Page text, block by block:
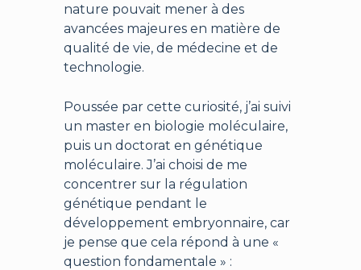
nature pouvait mener à des
avancées majeures en matière de
qualité de vie, de médecine et de
technologie.
Poussée par cette curiosité, j’ai suivi
un master en biologie moléculaire,
puis un doctorat en génétique
moléculaire. J’ai choisi de me
concentrer sur la régulation
génétique pendant le
développement embryonnaire, car
je pense que cela répond à une «
question fondamentale » :